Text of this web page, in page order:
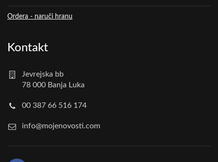
Ordera - naruči hranu
Kontakt
Jevrejska bb
78 000 Banja Luka
00 387 66 516 174
info@mojenovosti.com